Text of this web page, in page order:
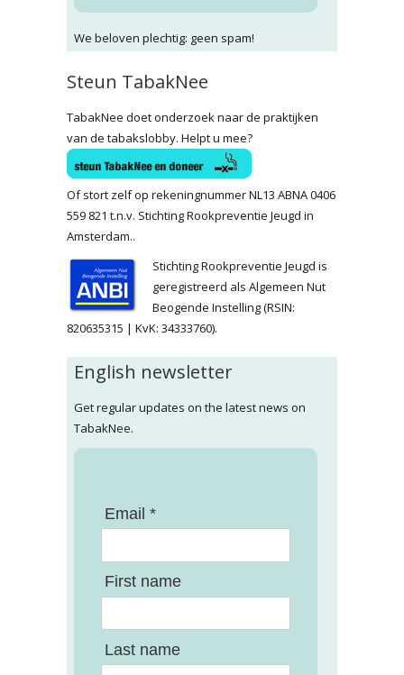
We beloven plechtig: geen spam!
Steun TabakNee
TabakNee doet onderzoek naar de praktijken
van de tabakslobby. Helpt u mee?
Of stort zelf op rekeningnummer NL13 ABNA 0406
559 821 t.n.v. Stichting Rookpreventie Jeugd in
Amsterdam..
Stichting Rookpreventie Jeugd is
geregistreerd als Algemeen Nut
Beogende Instelling (RSIN:
820635315 | KvK: 34333760).
English newsletter
Get regular updates on the latest news on
TabakNee.
Email *
First name
Last name